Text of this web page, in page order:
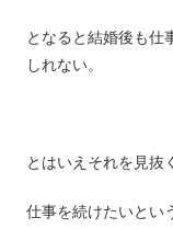
となると結婚後も仕
しれない。
とはいえそれを見抜
仕事を続けたいとい